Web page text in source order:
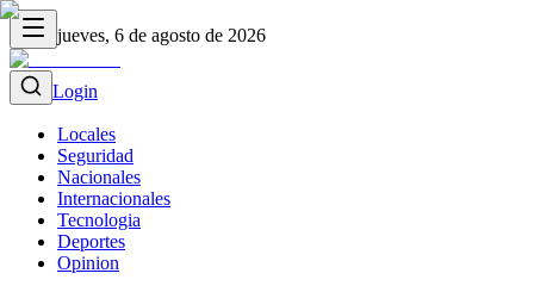
jueves, 6 de agosto de 2026
Login
Locales
Seguridad
Nacionales
Internacionales
Tecnologia
Deportes
Opinion